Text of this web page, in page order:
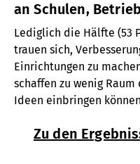
an Schulen,
Lediglich die Hälfte (53
trauen sich,
Einrichtungen zu
schaffen zu wenig
Ideen einbringen können
Zu den